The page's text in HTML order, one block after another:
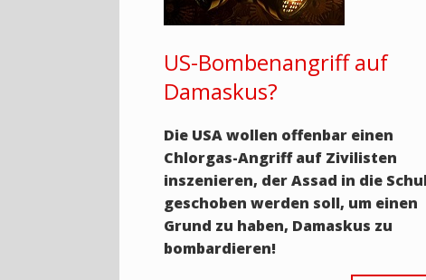
US-Bombenangriff auf
Damaskus?
Die USA wollen offenbar einen
Chlorgas-Angriff auf Zivilisten
inszenieren, der Assad in die
geschoben werden soll, um einen
Grund zu haben, Damaskus zu
bombardieren!